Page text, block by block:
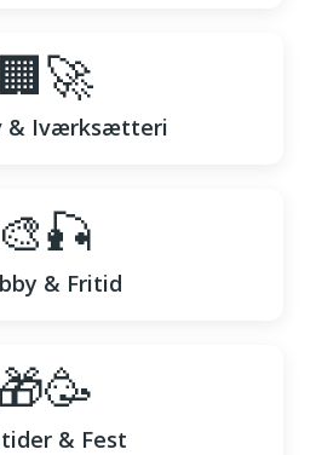
🏢🚀
& Iværksætteri
🎨🎣
& Fritid
🎁🥳
& Fest